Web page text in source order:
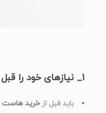
۱_ نیازهای خود را قبل از خرید هاست مشخص کنید.
باید قبل ازخرید هاست